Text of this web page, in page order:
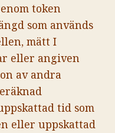
token
som används
mätt I
eller angiven
av andra
tid som
eller uppskattad